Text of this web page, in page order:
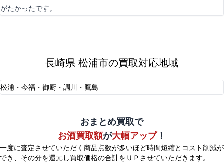
がたかったです。
長崎県 松浦市の買取対応地域
松浦・今福・御厨・調川・鷹島
おまとめ買取で
お酒買取額が大幅アップ！
一度に査定させていただく商品点数が多いほど時間短縮とコスト削減が
でき、 その分を還元し買取価格の合計をＵＰさせていただきます。